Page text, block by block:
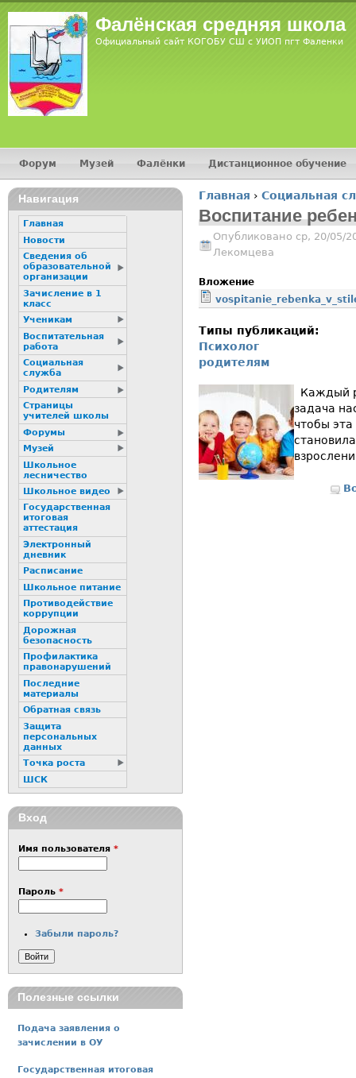
Фалёнская средняя школа
Официальный сайт КОГОБУ СШ с УИОП пгт Фаленки
Вы здесь
Главная › Социальная
Воспитание
Опубликовано ср, 20/05/
Лекомцева
Вложение
Типы публикаций:
Психолог
родителям
Каждый
задача
чтобы эта
Главное меню
Форум Музей Фалёнки Дистанционное обучение
Навигация
Главная
Новости
Сведения об
образовательной
организации
Зачисление в 1
класс
Ученикам
Воспитательная
работа
Социальная
служба
Родителям
Страницы
учителей школы
Форумы
Музей
Школьное
лесничество
Школьное видео
Государственная
итоговая
аттестация
Электронный
дневник
Расписание
Школьное питание
Пpотиводействие
коppупции
Дорожная
безопасность
Профилактика
пpaвонаpушений
Последние
материалы
Обратная связь
Защита
персональных
данных
Точка роста
ШСК
Вход
Имя пользователя *
Пароль *
Забыли пароль?
Полезные ссылки
Подача заявления о
зачислении в ОУ
Государственная итоговая